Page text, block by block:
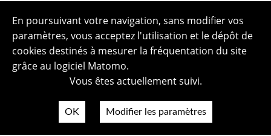
En poursuivant votre navigation, sans modifier vos
paramètres, vous acceptez l'utilisation et le dépôt de
cookies destinés à mesurer la fréquentation du site
grâce au logiciel Matomo.
Vous êtes actuellement suivi.
OK Modifier les paramètres